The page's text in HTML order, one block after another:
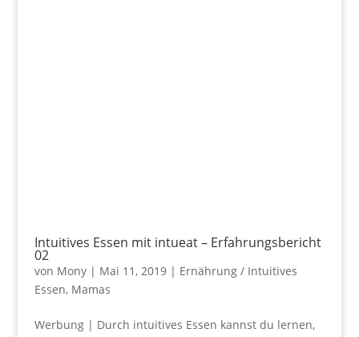
Intuitives Essen mit intueat – Erfahrungsbericht
02
von Mony| Mai 11, 2019| Ernährung / Intuitives
Essen, Mamas
Werbung | Durch intuitives Essen kannst du lernen,